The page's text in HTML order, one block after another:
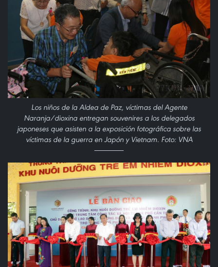
Los niños de la Aldea de Paz, víctimas del Agente
Naranja/dioxina entregan souvenires a los delegados
japoneses que asisten a la exposición fotográfica sobre las
víctimas de la guerra en Japón y Vietnam. Foto: VNA